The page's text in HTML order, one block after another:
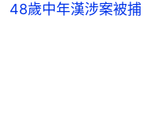
48歲中年漢涉案被捕